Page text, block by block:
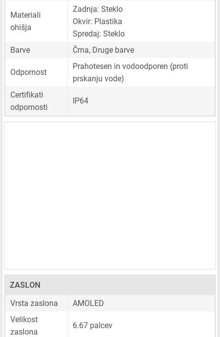
Materiali
ohišja
Zadnja: Steklo
Okvir: Plastika
Spredaj: Steklo
Barve
Črna, Druge barve
Odpornost
Prahotesen in vodoodporen (proti
prskanju vode)
Certifikati
odpornosti
IP64
ZASLON
Vrsta zaslona
AMOLED
Velikost
zaslona
6.67 palcev